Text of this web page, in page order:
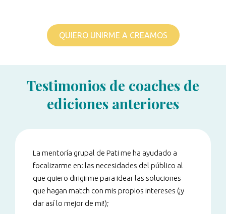
QUIERO UNIRME A CREAMOS
Testimonios de coaches de
ediciones anteriores
La mentoría grupal de Pati me ha ayudado a
focalizarme en: las necesidades del público al
que quiero dirigirme para idear las soluciones
que hagan match con mis propios intereses (¡y
dar así lo mejor de mi!);